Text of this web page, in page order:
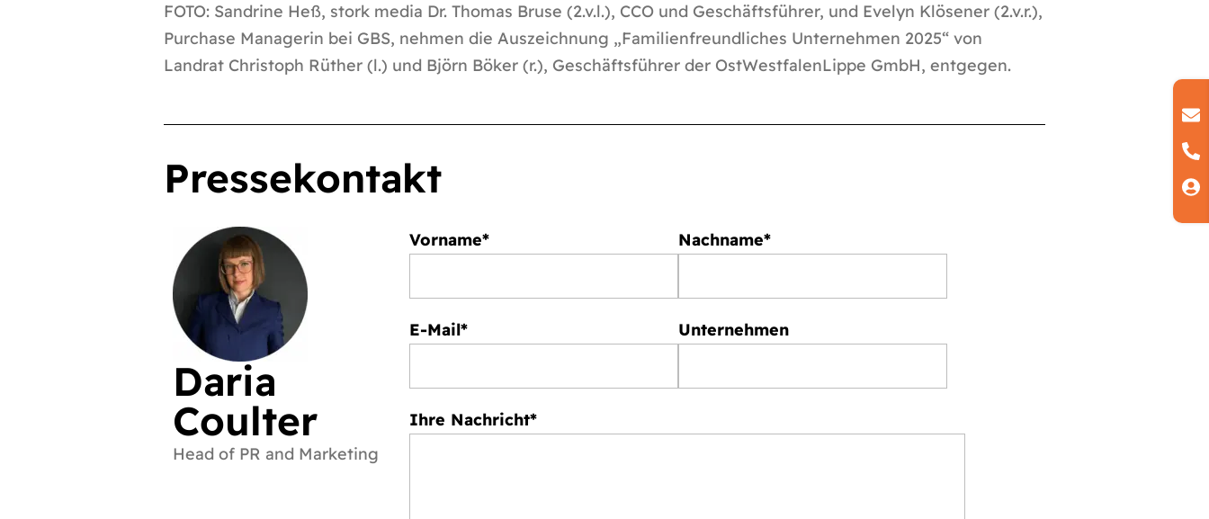
FOTO: Sandrine Heß, stork media Dr. Thomas Bruse (2.v.l.), CCO und Geschäftsführer, und Evelyn Klösener (2.v.r.),
Purchase Managerin bei GBS, nehmen die Auszeichnung „Familienfreundliches Unternehmen 2025“ von
Landrat Christoph Rüther (l.) und Björn Böker (r.), Geschäftsführer der OstWestfalenLippe GmbH, entgegen.
Pressekontakt
Daria
Coulter
Head of PR and Marketing
Vorname* Nachname*
E-Mail* Unternehmen
Ihre Nachricht*